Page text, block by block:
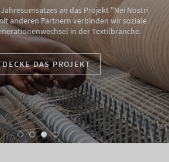
an das Projekt "Nei Nostri
anderen Partnern verbinden wir soziale
in der Textilbranche.
DAS PROJEKT